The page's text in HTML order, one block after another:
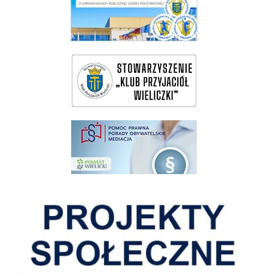
wieliczka-wieliczanie na bis
pomoc prawna wieliczka